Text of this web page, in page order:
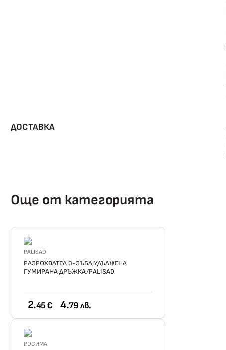
ДОСТАВКА
Още от категорията
PALISAD
РАЗРОХВАТЕЛ 3-ЗЪБА,УДЪЛЖЕНА
ГУМИРАНА ДРЪЖКА/PALISAD
2.45 € 4.79 лв.
РОСИМА